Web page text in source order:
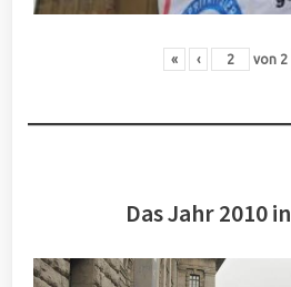
« ‹ von 2
Das Jahr 2010